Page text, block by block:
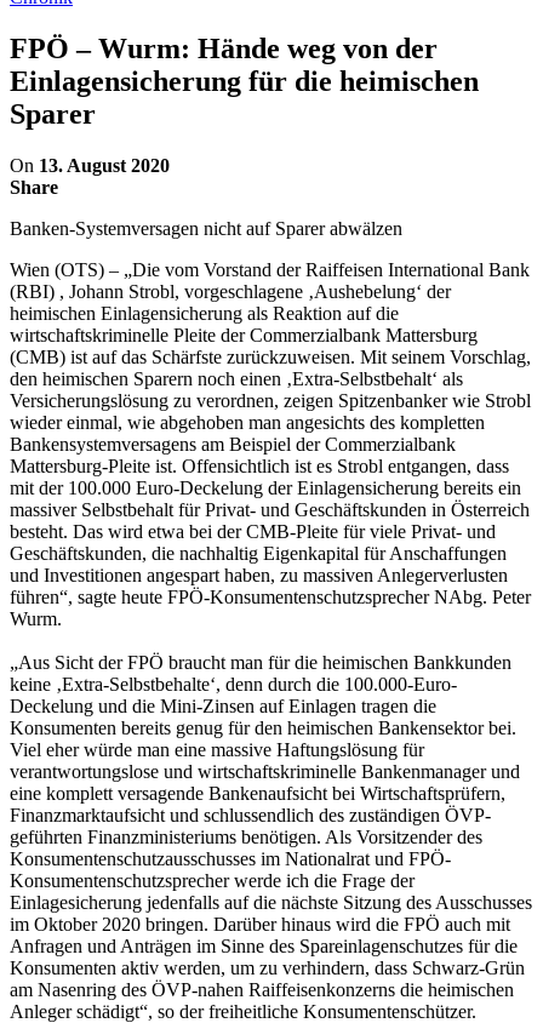
FPÖ – Wurm: Hände weg von der
Einlagensicherung für die heimischen
Sparer
On 13. August 2020
Share
Banken-Systemversagen nicht auf Sparer abwälzen
Wien (OTS) – „Die vom Vorstand der Raiffeisen International Bank
(RBI) , Johann Strobl, vorgeschlagene ‚Aushebelung‘ der
heimischen Einlagensicherung als Reaktion auf die
wirtschaftskriminelle Pleite der Commerzialbank Mattersburg
(CMB) ist auf das Schärfste zurückzuweisen. Mit seinem Vorschlag,
den heimischen Sparern noch einen ‚Extra-Selbstbehalt‘ als
Versicherungslösung zu verordnen, zeigen Spitzenbanker wie Strobl
wieder einmal, wie abgehoben man angesichts des kompletten
Bankensystemversagens am Beispiel der Commerzialbank
Mattersburg-Pleite ist. Offensichtlich ist es Strobl entgangen, dass
mit der 100.000 Euro-Deckelung der Einlagensicherung bereits ein
massiver Selbstbehalt für Privat- und Geschäftskunden in Österreich
besteht. Das wird etwa bei der CMB-Pleite für viele Privat- und
Geschäftskunden, die nachhaltig Eigenkapital für Anschaffungen
und Investitionen angespart haben, zu massiven Anlegerverlusten
führen“, sagte heute FPÖ-Konsumentenschutzsprecher NAbg. Peter
Wurm.
„Aus Sicht der FPÖ braucht man für die heimischen Bankkunden
keine ‚Extra-Selbstbehalte‘, denn durch die 100.000-Euro-
Deckelung und die Mini-Zinsen auf Einlagen tragen die
Konsumenten bereits genug für den heimischen Bankensektor bei.
Viel eher würde man eine massive Haftungslösung für
verantwortungslose und wirtschaftskriminelle Bankenmanager und
eine komplett versagende Bankenaufsicht bei Wirtschaftsprüfern,
Finanzmarktaufsicht und schlussendlich des zuständigen ÖVP-
geführten Finanzministeriums benötigen. Als Vorsitzender des
Konsumentenschutzausschusses im Nationalrat und FPÖ-
Konsumentenschutzsprecher werde ich die Frage der
Einlagesicherung jedenfalls auf die nächste Sitzung des Ausschusses
im Oktober 2020 bringen. Darüber hinaus wird die FPÖ auch mit
Anfragen und Anträgen im Sinne des Spareinlagenschutzes für die
Konsumenten aktiv werden, um zu verhindern, dass Schwarz-Grün
am Nasenring des ÖVP-nahen Raiffeisenkonzerns die heimischen
Anleger schädigt“, so der freiheitliche Konsumentenschützer.